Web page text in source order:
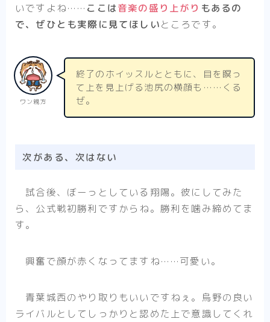
いですよね…… ここは音楽の盛り上がり もあるの
で、ぜひとも実際に見てほしいところです。
ワン親方
終了のホイッスルとともに、目を瞑っ
て上を見上げる池尻の横顔も……くる
ぜ。
次がある、次はない
試合後、ぼーっとしている翔陽。彼にしてみた
ら、公式戦初勝利ですからね。勝利を噛み締めてま
す。
興奮で顔が赤くなってますね……可愛い。
青葉城西のやり取りもいいですねぇ。烏野の良い
ライバルとしてしっかりと認めた上で意識してくれ